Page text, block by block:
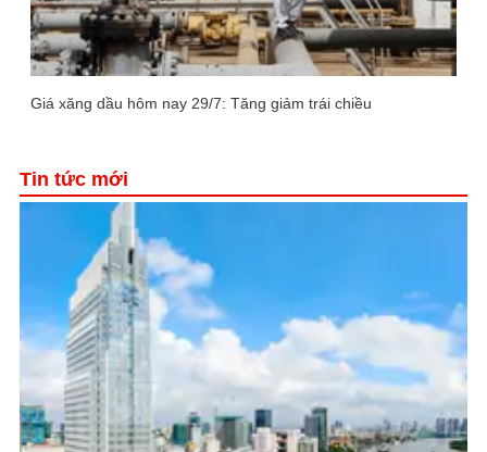
Giá xăng dầu hôm nay 29/7: Tăng giảm trái chiều
Tin tức mới